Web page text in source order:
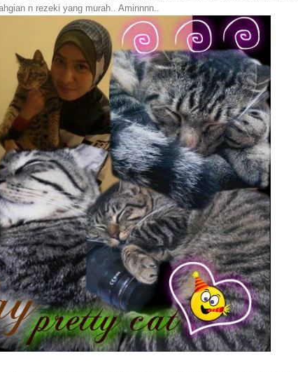
n rezeki yang murah.. Aminnnn..